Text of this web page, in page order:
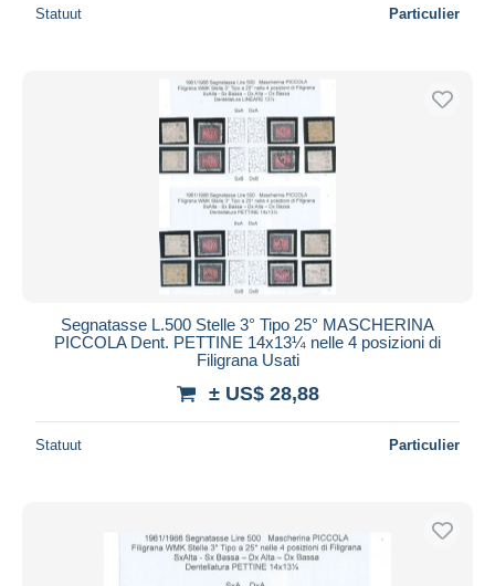
Statuut Particulier
Segnatasse L.500 Stelle 3° Tipo 25° MASCHERINA
PICCOLA Dent. PETTINE 14x13¼ nelle 4 posizioni di
Filigrana Usati
± US$ 28,88
Statuut Particulier